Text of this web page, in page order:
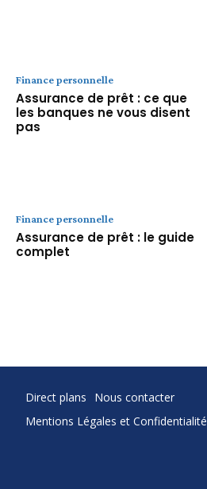
Finance personnelle
Assurance de prêt : ce que
les banques ne vous disent
pas
Finance personnelle
Assurance de prêt : le guide
complet
Direct plans
Nous contacter
Mentions Légales et Confidentialité